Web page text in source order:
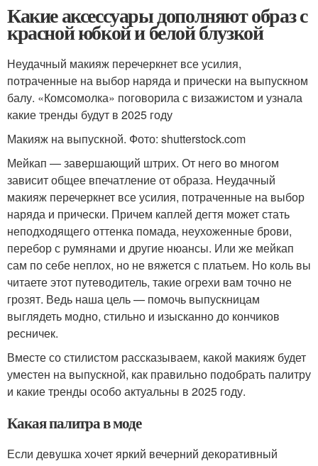
Какие аксессуары дополняют образ с
красной юбкой и белой блузкой
Неудачный макияж перечеркнет все усилия,
потраченные на выбор наряда и прически на выпускном
балу. «Комсомолка» поговорила с визажистом и узнала
какие тренды будут в 2025 году
Макияж на выпускной. Фото: shutterstock.com
Мейкап — завершающий штрих. От него во многом
зависит общее впечатление от образа. Неудачный
макияж перечеркнет все усилия, потраченные на выбор
наряда и прически. Причем каплей дегтя может стать
неподходящего оттенка помада, неухоженные брови,
перебор с румянами и другие нюансы. Или же мейкап
сам по себе неплох, но не вяжется с платьем. Но коль вы
читаете этот путеводитель, такие огрехи вам точно не
грозят. Ведь наша цель — помочь выпускницам
выглядеть модно, стильно и изысканно до кончиков
ресничек.
Вместе со стилистом рассказываем, какой макияж будет
уместен на выпускной, как правильно подобрать палитру
и какие тренды особо актуальны в 2025 году.
Какая палитра в моде
Если девушка хочет яркий вечерний декоративный